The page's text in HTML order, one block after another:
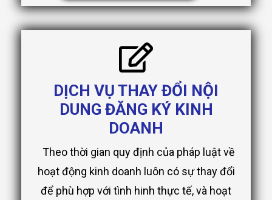
DỊCH VỤ THAY ĐỔI NỘI
DUNG ĐĂNG KÝ KINH
DOANH
Theo thời gian quy định của pháp luật về
hoạt động kinh doanh luôn có sự thay đổi
để phù hợp với tình hinh thực tế, và hoạt